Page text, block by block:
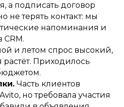
а подписать договор
не терять контакт: мы
напоминания и
CRM.
и летом спрос высокий,
Приходилось
Часть клиентов
но требовала участия